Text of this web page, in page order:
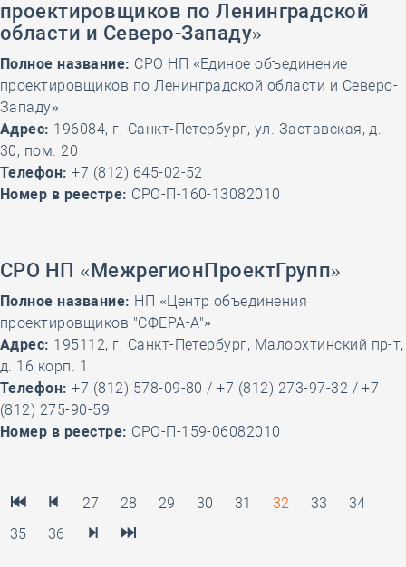
проектировщиков по Ленинградской
области и Северо-Западу»
Полное название: СРО НП «Единое объединение
проектировщиков по Ленинградской области и Северо-
Западу»
Адрес: 196084, г. Санкт-Петербург, ул. Заставская, д.
30, пом. 20
Телефон: +7 (812) 645-02-52
Номер в реестре: СРО-П-160-13082010
СРО НП «МежрегионПроектГрупп»
Полное название: НП «Центр объединения
проектировщиков "СФЕРА-А"»
Адрес: 195112, г. Санкт-Петербург, Малоохтинский пр-т,
д. 16 корп. 1
Телефон: +7 (812) 578-09-80 / +7 (812) 273-97-32 / +7
(812) 275-90-59
Номер в реестре: СРО-П-159-06082010
27 28 29 30 31 32 33
34
35
36